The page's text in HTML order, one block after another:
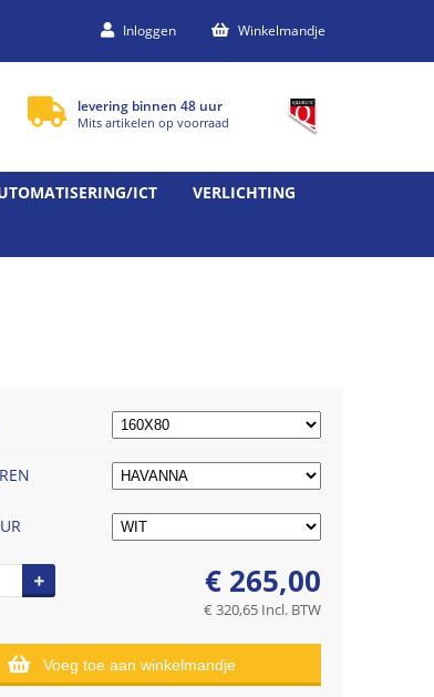
Inloggen Winkelmandje
levering binnen 48 uur
Mits artikelen op voorraad
ICT
VERLICHTING
€ 265,00
€ 320,65 Incl. BTW
Voeg toe aan winkelmandje